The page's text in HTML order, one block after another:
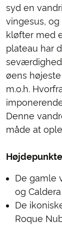
syd en
vingesus,
kløfter med
plateau har
øens
m.o.h.
Denne
måde at
De gamle
og
De
Roque